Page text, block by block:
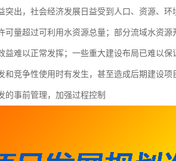
突出，社会经济发展日益受到人口、资源、
可量超过可利用水资源总量；部分流域水资
益难以正常发挥；一些重大建设布局已难以
和竞争性使用时有发生，甚至造成后期建设
的事前管理，加强过程控制